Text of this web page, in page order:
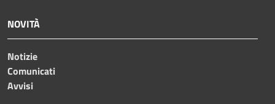
NOVITÀ
Notizie
Comunicati
Avvisi